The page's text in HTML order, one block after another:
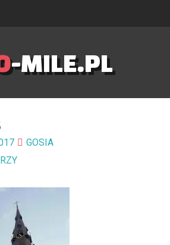
-MILE.PL
GOSIA